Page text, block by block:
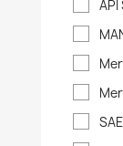
API